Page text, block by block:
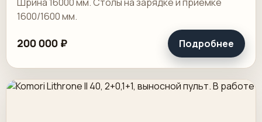
1600/1600 мм.
200 000 ₽ Подробнее